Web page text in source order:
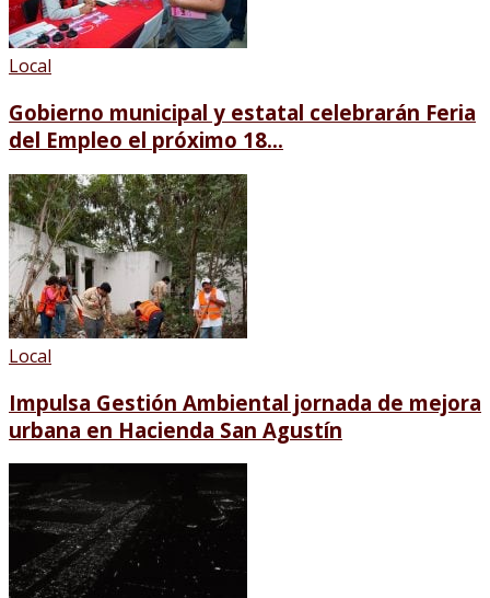
Local
Gobierno municipal y estatal celebrarán Feria
del Empleo el próximo 18...
Local
Impulsa Gestión Ambiental jornada de mejora
urbana en Hacienda San Agustín